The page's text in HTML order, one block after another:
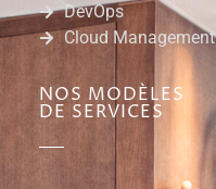
DevOps
Cloud Management
NOS MODÈLES
DE SERVICES